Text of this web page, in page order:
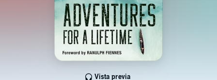
Vista previa